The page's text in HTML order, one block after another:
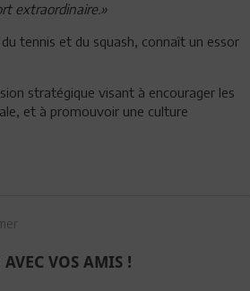
extraordinaire.»
tennis et du squash, connaît un essor
stratégique visant à encourager les
et à promouvoir une culture
VOS AMIS !